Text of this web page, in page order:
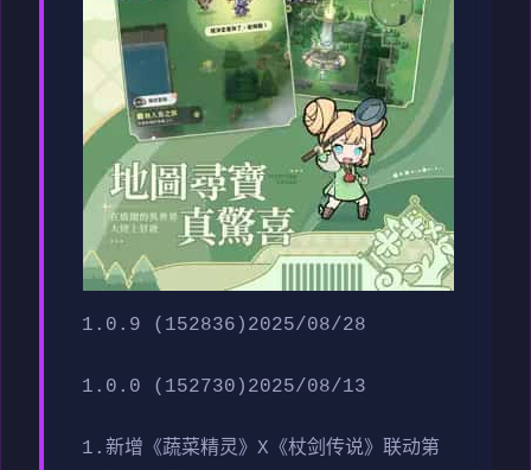
1.0.9 (152836)2025/08/28
1.0.0 (152730)2025/08/13
1.新增《蔬菜精灵》X《杖剑传说》联动第